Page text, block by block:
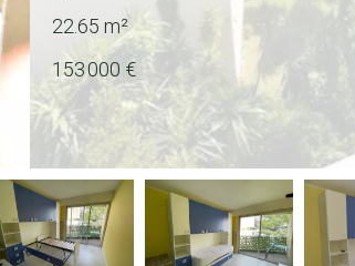
22.65 m²
153 000 €